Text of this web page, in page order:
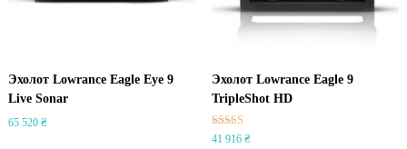
Эхолот Lowrance Eagle Eye 9
Live Sonar
65 520 ₴
Эхолот Lowrance Eagle 9
TripleShot HD
Оценка
41 916 ₴